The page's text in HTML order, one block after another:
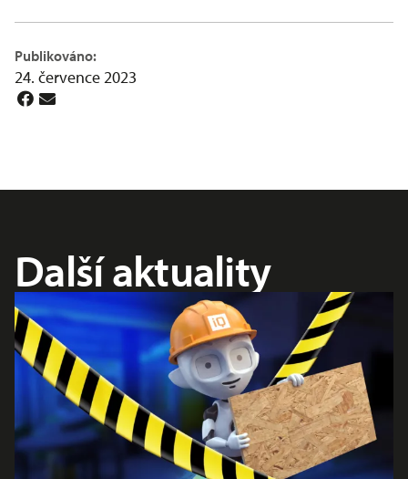
Publikováno:
24. července 2023
Další aktuality